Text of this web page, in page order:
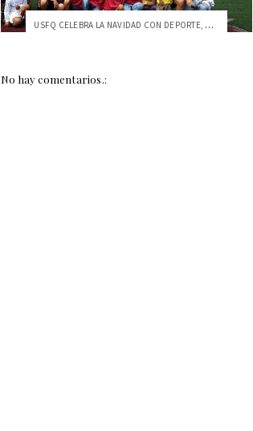
USFQ CELEBRA LA NAVIDAD CON DEPORTE, DIV...
No hay comentarios.: